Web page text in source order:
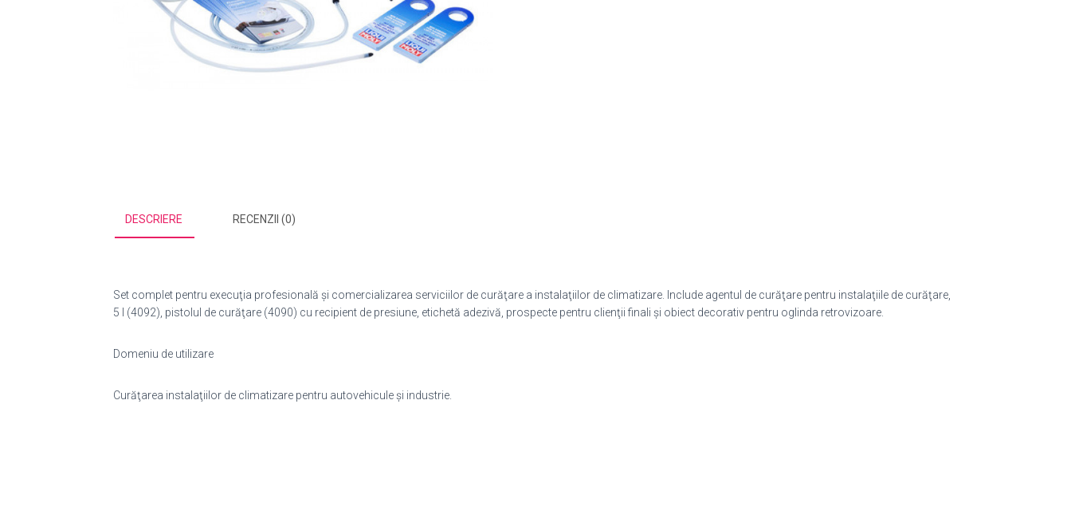
DESCRIERE RECENZII (0)
Set complet pentru execuţia profesională şi comercializarea serviciilor de curăţare a instalaţiilor de climatizare. Include agentul de curăţare pentru instalaţiile de curăţare,
5 l (4092), pistolul de curăţare (4090) cu recipient de presiune, etichetă adezivă, prospecte pentru clienţii finali şi obiect decorativ pentru oglinda retrovizoare.
Domeniu de utilizare
Curăţarea instalaţiilor de climatizare pentru autovehicule şi industrie.